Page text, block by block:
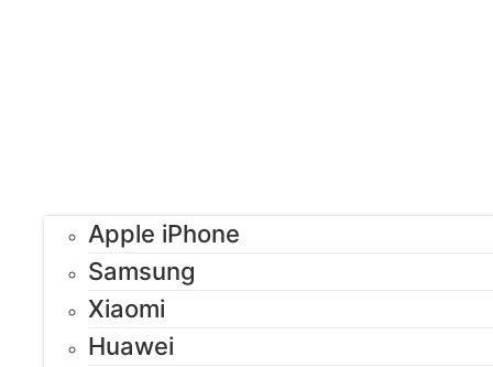
Apple iPhone
Samsung
Xiaomi
Huawei